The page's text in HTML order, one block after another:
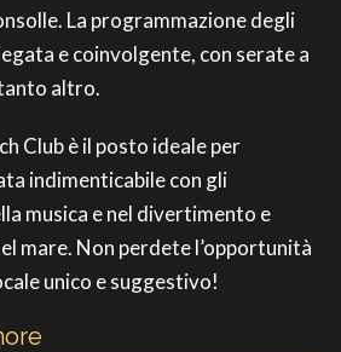
La programmazione degli
e coinvolgente, con serate a
altro.
Club è il posto ideale per
indimenticabile con gli
musica e nel divertimento e
mare. Non perdete l’opportunità
unico e suggestivo!